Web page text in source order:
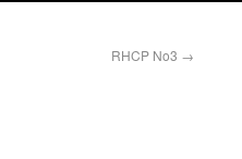
RHCP No3 →